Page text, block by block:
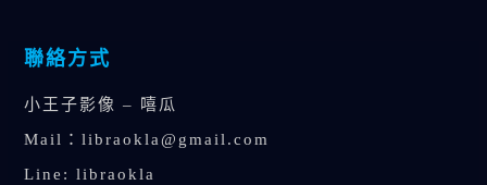
聯絡方式
小王子影像 – 嘻瓜
Mail：libraokla@gmail.com
Line: libraokla